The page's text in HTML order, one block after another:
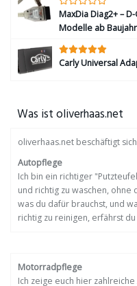
MaxDia Diag2+ –
Modelle ab
Carly Universal
Was ist oliverhaas.net
oliverhaas.net beschäftigt
Autopflege
Ich bin ein richtiger
und richtig zu waschen, ohne
was du dafür brauchst, und
richtig zu reinigen, erfährst
Motorradpflege
Ich zeige euch hier